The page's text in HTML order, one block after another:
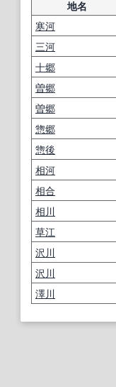
地名
寒河
三河
十郷
曽郷
曽郷
惣郷
惣後
相河
相合
相川
草江
沢 川
沢 川
澤川